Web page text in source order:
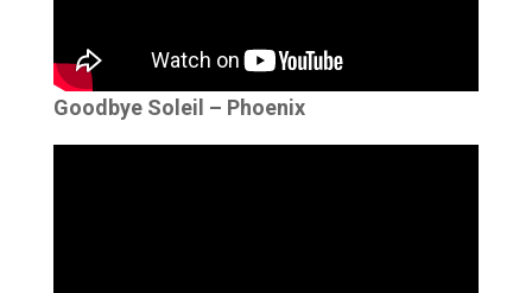
Goodbye Soleil – Phoenix